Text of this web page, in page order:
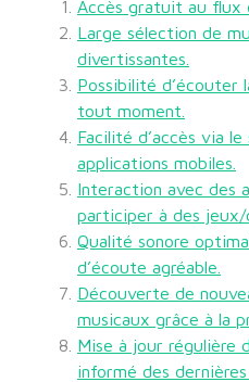
Accès gratuit au flux
Large sélection de
divertissantes.
Possibilité d’écouter
tout moment.
Facilité d’accès via
applications mobiles.
Interaction avec des
participer à des jeux/
Qualité sonore
d’écoute agréable.
Découverte de
musicaux grâce à la
Mise à jour régulière
informé des dernières